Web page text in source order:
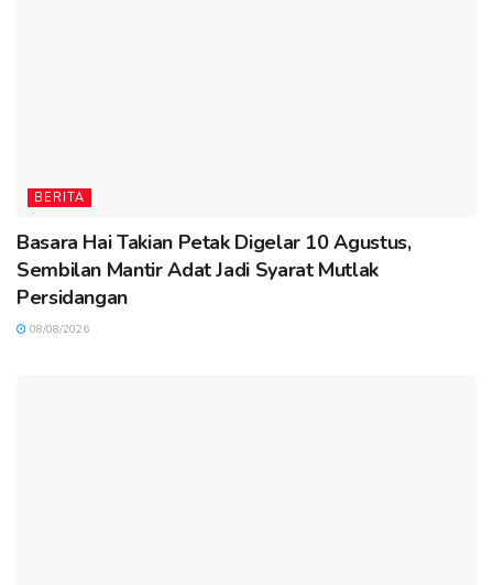
BERITA
Basara Hai Takian Petak Digelar 10 Agustus,
Sembilan Mantir Adat Jadi Syarat Mutlak
Persidangan
08/08/2026